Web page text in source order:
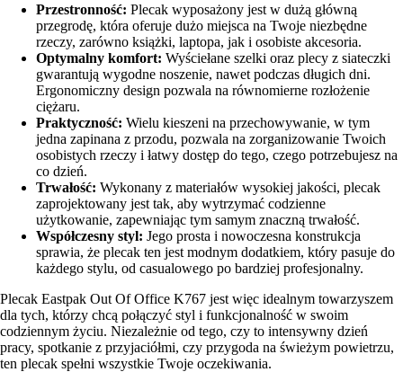
Przestronność: Plecak wyposażony jest w dużą główną
przegrodę, która oferuje dużo miejsca na Twoje niezbędne
rzeczy, zarówno książki, laptopa, jak i osobiste akcesoria.
Optymalny komfort: Wyściełane szelki oraz plecy z siateczki
gwarantują wygodne noszenie, nawet podczas długich dni.
Ergonomiczny design pozwala na równomierne rozłożenie
ciężaru.
Praktyczność: Wielu kieszeni na przechowywanie, w tym
jedna zapinana z przodu, pozwala na zorganizowanie Twoich
osobistych rzeczy i łatwy dostęp do tego, czego potrzebujesz na
co dzień.
Trwałość: Wykonany z materiałów wysokiej jakości, plecak
zaprojektowany jest tak, aby wytrzymać codzienne
użytkowanie, zapewniając tym samym znaczną trwałość.
Współczesny styl: Jego prosta i nowoczesna konstrukcja
sprawia, że plecak ten jest modnym dodatkiem, który pasuje do
każdego stylu, od casualowego po bardziej profesjonalny.
Plecak Eastpak Out Of Office K767 jest więc idealnym towarzyszem
dla tych, którzy chcą połączyć styl i funkcjonalność w swoim
codziennym życiu. Niezależnie od tego, czy to intensywny dzień
pracy, spotkanie z przyjaciółmi, czy przygoda na świeżym powietrzu,
ten plecak spełni wszystkie Twoje oczekiwania.